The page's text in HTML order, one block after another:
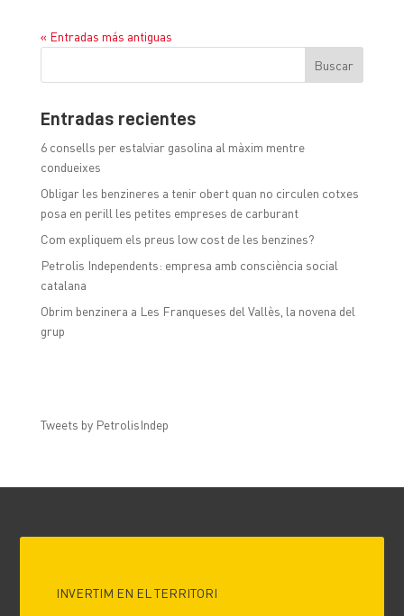
« Entradas más antiguas
Entradas recientes
6 consells per estalviar gasolina al màxim mentre
condueixes
Obligar les benzineres a tenir obert quan no circulen cotxes
posa en perill les petites empreses de carburant
Com expliquem els preus low cost de les benzines?
Petrolis Independents: empresa amb consciència social
catalana
Obrim benzinera a Les Franqueses del Vallès, la novena del
grup
Tweets by PetrolisIndep
INVERTIM EN EL TERRITORI